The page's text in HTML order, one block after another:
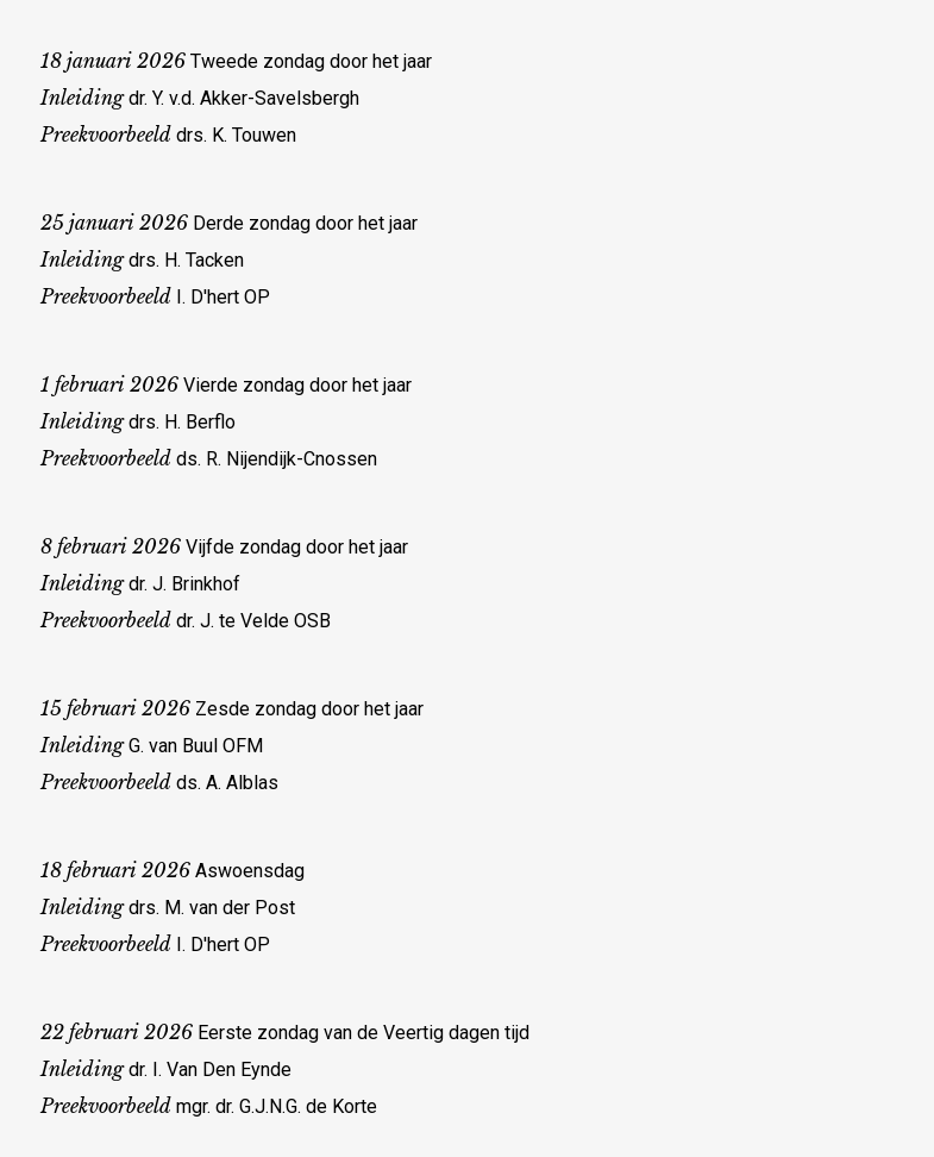
18 januari 2026Tweede zondag door het jaar
Inleidingdr. Y. v.d. Akker-Savelsbergh
Preekvoorbeelddrs. K. Touwen
25 januari 2026Derde zondag door het jaar
Inleidingdrs. H. Tacken
PreekvoorbeeldI. D'hert OP
1 februari 2026Vierde zondag door het jaar
Inleidingdrs. H. Berflo
Preekvoorbeeldds. R. Nijendijk-Cnossen
8 februari 2026Vijfde zondag door het jaar
Inleidingdr. J. Brinkhof
Preekvoorbeelddr. J. te Velde OSB
15 februari 2026Zesde zondag door het jaar
InleidingG. van Buul OFM
Preekvoorbeeldds. A. Alblas
18 februari 2026Aswoensdag
Inleidingdrs. M. van der Post
PreekvoorbeeldI. D'hert OP
22 februari 2026Eerste zondag van de Veertig dagen tijd
Inleidingdr. I. Van Den Eynde
Preekvoorbeeldmgr. dr. G.J.N.G. de Korte